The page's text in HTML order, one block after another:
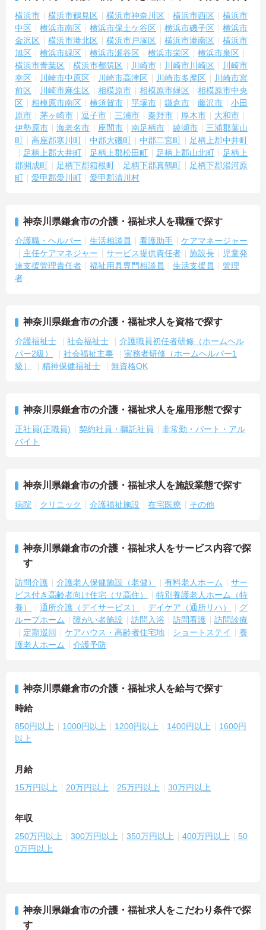
・退職金制度あり
→ 将来を見据えて安定した勤務を目指せます♪
―――――――――――――――
■ 多職種連携で視野を広げられる
―――――――――――――――
チームケアを学びながら成長できる環境です
・多職種との連携
・個別支援活動あり
・特別養護老人ホーム勤務
→ 幅広い介護スキルの習得を目指せます♪
横浜市 横浜市鶴見区 横浜市神奈川区 横浜市西区
横浜市
中区
横浜市南区 横浜市保土ケ谷区 横浜市磯子区
横浜市
金沢区
横浜市港北区 横浜市戸塚区 横浜市港南区
横浜市
旭区
横浜市緑区 横浜市瀬谷区 横浜市栄区
横浜市泉区
横浜市青葉区
横浜市都筑区 川崎市 川崎市川崎区
川崎市
幸区
川崎市中原区 川崎市高津区 川崎市多摩区
川崎市宮
前区
川崎市麻生区 相模原市 相模原市緑区
相模原市中央
区
相模原市南区 横須賀市 平塚市 鎌倉市 藤沢市
小田
原市
茅ヶ崎市 逗子市 三浦市 秦野市 厚木市
大和市
伊勢原市
海老名市 座間市 南足柄市 綾瀬市
三浦郡葉山
町
高座郡寒川町 中郡大磯町 中郡二宮町
足柄上郡中井町
足柄上郡大井町
足柄上郡松田町 足柄上郡山北町
足柄上
郡開成町
足柄下郡箱根町 足柄下郡真鶴町
足柄下郡湯河原
町
愛甲郡愛川町 愛甲郡清川村
神奈川県鎌倉市の介護・福祉求人を職種で探す
介護職・ヘルパー 生活相談員 看護助手
ケアマネージャー
主任ケアマネジャー
サービス提供責任者 施設長
児童発
達支援管理責任者
福祉用具専門相談員 生活支援員
管理
者
神奈川県鎌倉市の介護・福祉求人を資格で探す
介護福祉士 社会福祉士
介護職員初任者研修（ホームヘル
パー2級）
社会福祉主事
実務者研修（ホームヘルパー1
級）
精神保健福祉士 無資格OK
神奈川県鎌倉市の介護・福祉求人を雇用形態で探す
正社員(正職員) 契約社員・嘱託社員
非常勤・パート・アル
バイト
神奈川県鎌倉市の介護・福祉求人を施設業態で探す
病院 クリニック 介護福祉施設 在宅医療 その他
神奈川県鎌倉市の介護・福祉求人をサービス内容で探
す
訪問介護 介護老人保健施設（老健） 有料老人ホーム
サー
ビス付き高齢者向け住宅（サ高住）
特別養護老人ホーム（特
養）
通所介護（デイサービス） デイケア（通所リハ）
グ
ループホーム
障がい者施設 訪問入浴 訪問看護
訪問診療
定期巡回
ケアハウス・高齢者住宅地 ショートステイ
養
護老人ホーム
介護予防
神奈川県鎌倉市の介護・福祉求人を給与で探す
時給
850円以上 1000円以上 1200円以上 1400円以上
1600円
以上
月給
15万円以上 20万円以上 25万円以上 30万円以上
年収
250万円以上 300万円以上 350万円以上 400万円以上
50
0万円以上
神奈川県鎌倉市の介護・福祉求人をこだわり条件で探
す